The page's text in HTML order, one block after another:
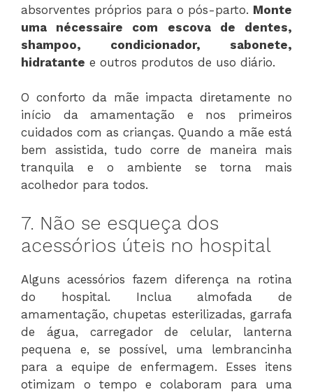
absorventes próprios para o pós-parto. Monte
uma nécessaire com escova de dentes,
shampoo, condicionador, sabonete,
hidratante e outros produtos de uso diário.
O conforto da mãe impacta diretamente no
início da amamentação e nos primeiros
cuidados com as crianças. Quando a mãe está
bem assistida, tudo corre de maneira mais
tranquila e o ambiente se torna mais
acolhedor para todos.
7. Não se esqueça dos
acessórios úteis no hospital
Alguns acessórios fazem diferença na rotina
do hospital. Inclua almofada de
amamentação, chupetas esterilizadas, garrafa
de água, carregador de celular, lanterna
pequena e, se possível, uma lembrancinha
para a equipe de enfermagem. Esses itens
otimizam o tempo e colaboram para uma